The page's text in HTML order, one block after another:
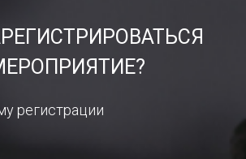
регистрации